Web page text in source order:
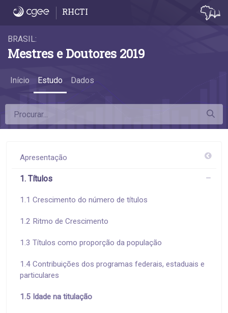
1.5 Idade na titulação - 1.5 Idade na
RHCTI
BRASIL:
Mestres e Doutores 2019
Início Estudo Dados
Apresentação
1. Títulos
1.1 Crescimento do número de títulos
1.2 Ritmo de Crescimento
1.3 Títulos como proporção da população
1.4 Contribuições dos programas federais, estaduais e
particulares
1.5 Idade na titulação